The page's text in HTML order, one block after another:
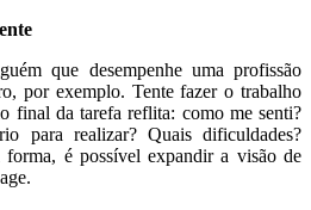
que desempenhe uma profissão
por exemplo. Tente fazer o trabalho
final da tarefa reflita: como me senti?
para realizar? Quais dificuldades?
forma, é possível expandir a visão de